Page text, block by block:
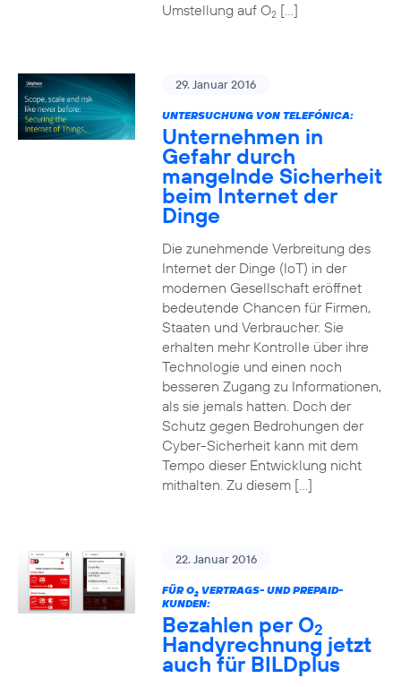
Umstellung auf O2[…]
29. Januar 2016
UNTERSUCHUNG VON TELEFÓNICA:
Unternehmen in
Gefahr durch
mangelnde Sicherheit
beim Internet der
Dinge
Die zunehmende Verbreitung des
Internet der Dinge (IoT) in der
modernen Gesellschaft eröffnet
bedeutende Chancen für Firmen,
Staaten und Verbraucher. Sie
erhalten mehr Kontrolle über ihre
Technologie und einen noch
besseren Zugang zu Informationen,
als sie jemals hatten. Doch der
Schutz gegen Bedrohungen der
Cyber-Sicherheit kann mit dem
Tempo dieser Entwicklung nicht
mithalten. Zu diesem […]
22. Januar 2016
FÜR O2VERTRAGS- UND PREPAID-
KUNDEN:
Bezahlen per O2
Handyrechnung jetzt
auch für BILDplus